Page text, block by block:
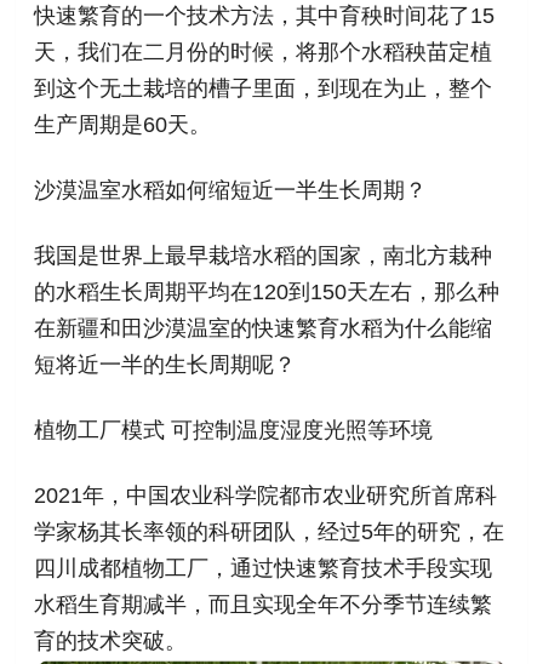
快速繁育的一个技术方法，其中育秧时间花了15
天，我们在二月份的时候，将那个水稻秧苗定植
到这个无土栽培的槽子里面，到现在为止，整个
生产周期是60天。
沙漠温室水稻如何缩短近一半生长周期？
我国是世界上最早栽培水稻的国家，南北方栽种
的水稻生长周期平均在120到150天左右，那么种
在新疆和田沙漠温室的快速繁育水稻为什么能缩
短将近一半的生长周期呢？
植物工厂模式 可控制温度湿度光照等环境
2021年，中国农业科学院都市农业研究所首席科
学家杨其长率领的科研团队，经过5年的研究，在
四川成都植物工厂，通过快速繁育技术手段实现
水稻生育期减半，而且实现全年不分季节连续繁
育的技术突破。